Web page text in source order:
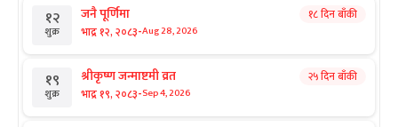
१२
शुक्र
जनै पूर्णिमा
भाद्र १२, २०८३-Aug 28, 2026
१८ दिन बाँकी
१९
शुक्र
श्रीकृष्ण जन्माष्टमी व्रत
भाद्र १९, २०८३-Sep 4, 2026
२५ दिन बाँकी